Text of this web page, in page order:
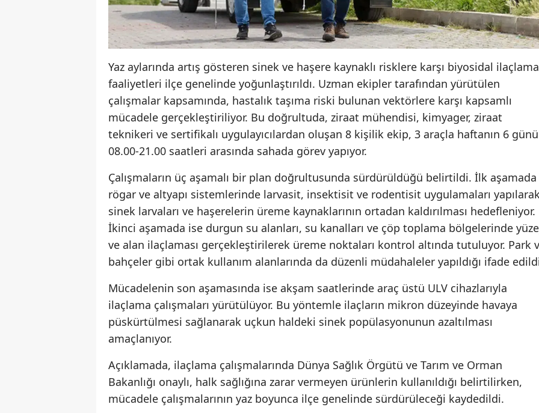
Yaz aylarında artış gösteren sinek ve haşere kaynaklı risklere karşı biyosidal ilaçlama
faaliyetleri ilçe genelinde yoğunlaştırıldı. Uzman ekipler tarafından yürütülen
çalışmalar kapsamında, hastalık taşıma riski bulunan vektörlere karşı kapsamlı
mücadele gerçekleştiriliyor. Bu doğrultuda, ziraat mühendisi, kimyager, ziraat
teknikeri ve sertifikalı uygulayıcılardan oluşan 8 kişilik ekip, 3 araçla haftanın 6 günü
08.00-21.00 saatleri arasında sahada görev yapıyor.
Çalışmaların üç aşamalı bir plan doğrultusunda sürdürüldüğü belirtildi. İlk aşamada
rögar ve altyapı sistemlerinde larvasit, insektisit ve rodentisit uygulamaları
sinek larvaları ve haşerelerin üreme kaynaklarının ortadan kaldırılması hedefleniyor.
İkinci aşamada ise durgun su alanları, su kanalları ve çöp toplama bölgelerinde
ve alan ilaçlaması gerçekleştirilerek üreme noktaları kontrol altında tutuluyor. Park
bahçeler gibi ortak kullanım alanlarında da düzenli müdahaleler yapıldığı ifade
Mücadelenin son aşamasında ise akşam saatlerinde araç üstü ULV cihazlarıyla
ilaçlama çalışmaları yürütülüyor. Bu yöntemle ilaçların mikron düzeyinde havaya
püskürtülmesi sağlanarak uçkun haldeki sinek popülasyonunun azaltılması
amaçlanıyor.
Açıklamada, ilaçlama çalışmalarında Dünya Sağlık Örgütü ve Tarım ve Orman
Bakanlığı onaylı, halk sağlığına zarar vermeyen ürünlerin kullanıldığı belirtilirken,
mücadele çalışmalarının yaz boyunca ilçe genelinde sürdürüleceği kaydedildi.